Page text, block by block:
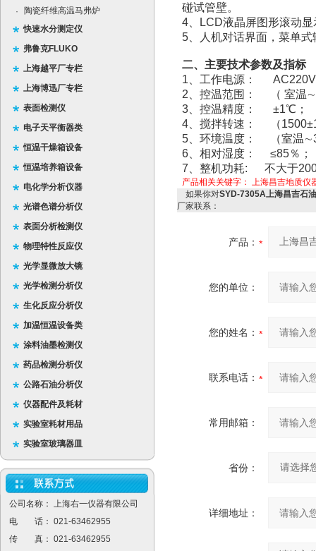
·
陶瓷纤维高温马弗炉
快速水分测定仪
弗鲁克FLUKO
上海越平厂专栏
上海博迅厂专栏
表面检测仪
电子天平衡器类
恒温干燥箱设备
恒温培养箱设备
电化学分析仪器
光谱色谱分析仪
表面分析检测仪
物理特性反应仪
光学显微放大镜
光学检测分析仪
生化反应分析仪
加温恒温设备类
涂料油墨检测仪
药品检测分析仪
公路石油分析仪
仪器配件及耗材
实验室耗材用品
实验室玻璃器皿
公司名称： 上海右一仪器有限公司
电 话： 021-63462955
传 真： 021-63462955
碰试管壁。
4、LCD液晶屏图形滚动
5、人机对话界面，菜单
二、主要技术参数及指标
1、工作电源：
2、控温范围： （ 室温
3、控温精度： ±1℃；
4、搅拌转速： （
5、环境温度： （室温
6、相对湿度： ≤85％；
7、整机功耗: 不大于
产品相关关键字： 上海昌吉地质仪
如果你对SYD-7305A上海昌吉石
厂家联系：
产品：
您的单位：
您的姓名：
联系电话：
常用邮箱：
省份：
详细地址：